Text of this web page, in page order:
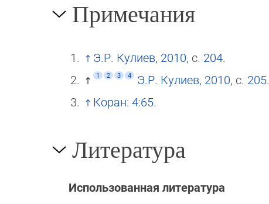
Примечания
Э.Р. Кулиев, 2010, с. 204.
1 2 3 4 Э.Р. Кулиев, 2010, с. 205.
Коран: 4:65.
Литература
Использованная литература